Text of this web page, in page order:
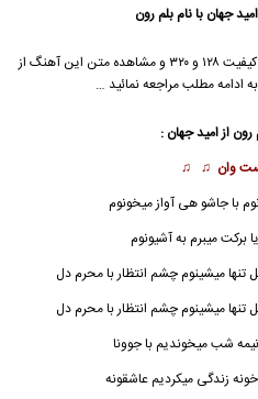
امید جهان با نام بلم رون
جهت دانلود آهنگ بلم رون از امید جهان با کیفیت ۱۲۸ و ۳۲۰ و مشاهده متن این آهنگ از
مطلب مراجعه نمائید …
رون از امید جهان :
وان ♫ ♫
با جاشو هی آواز میخونوم
برکت میبرم به آشیونوم
میشینوم چشم انتظار با محرم دل
میشینوم چشم انتظار با محرم دل
نیمه شب میخوندیم با جوونا
زندگی میکردیم عاشقونه